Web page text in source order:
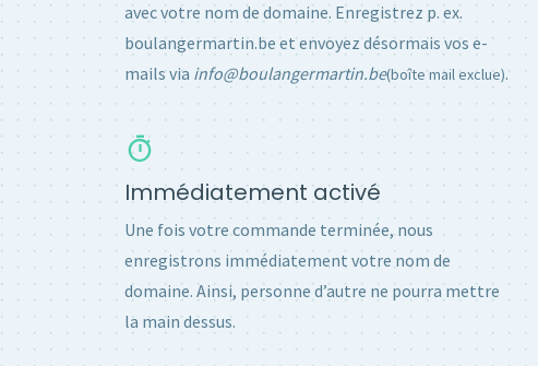
avec votre nom de domaine. Enregistrez p. ex.
boulangermartin.be et envoyez désormais vos e-
mails via info@boulangermartin.be(boîte mail exclue).
Immédiatement activé
Une fois votre commande terminée, nous
enregistrons immédiatement votre nom de
domaine. Ainsi, personne d’autre ne pourra mettre
la main dessus.